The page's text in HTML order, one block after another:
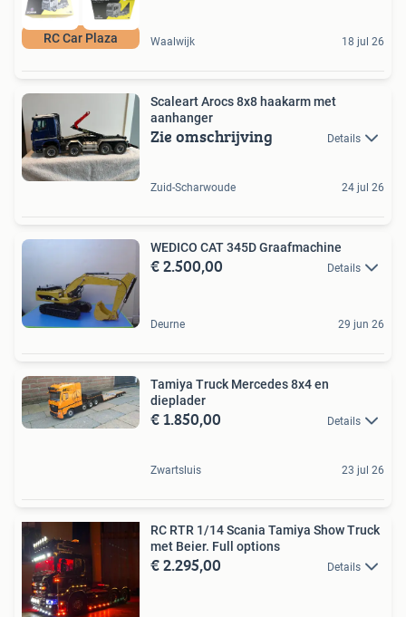
RC Car Plaza Waalwijk 18 jul 26
Scaleart Arocs 8x8 haakarm met
aanhanger
Zie omschrijving Details
Zuid-Scharwoude 24 jul 26
WEDICO CAT 345D Graafmachine
€ 2.500,00 Details
Deurne 29 jun 26
Tamiya Truck Mercedes 8x4 en
dieplader
€ 1.850,00 Details
Zwartsluis 23 jul 26
RC RTR 1/14 Scania Tamiya Show Truck
met Beier. Full options
€ 2.295,00 Details